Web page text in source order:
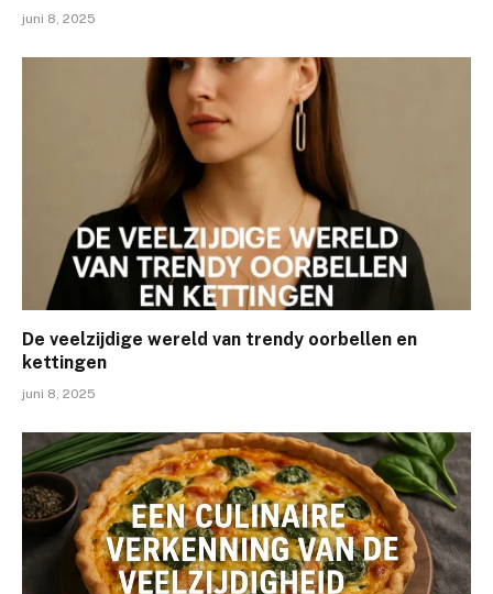
juni 8, 2025
De veelzijdige wereld van trendy oorbellen en
kettingen
juni 8, 2025